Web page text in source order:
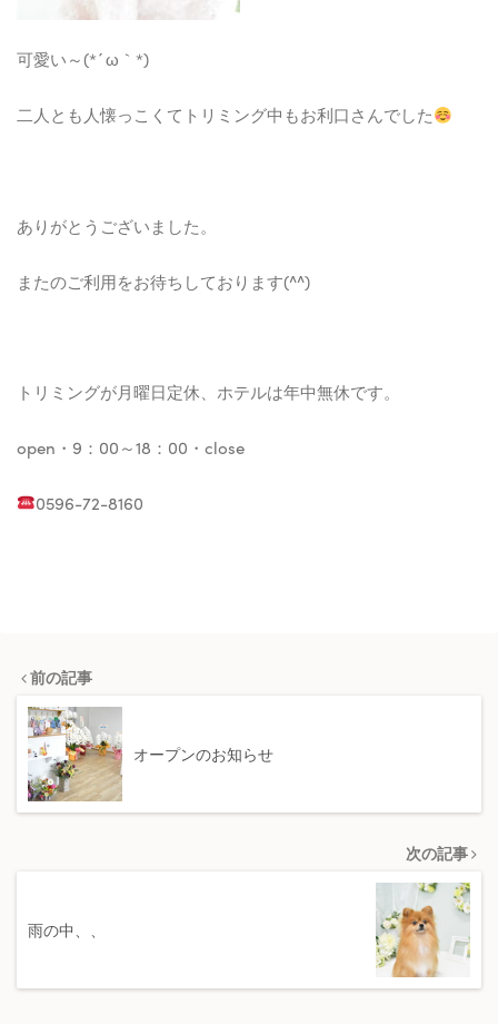
可愛い～(*´ω｀*)
二人とも人懐っこくてトリミング中もお利口さんでした
ありがとうございました。
またのご利用をお待ちしております(^^)
トリミングが月曜日定休、ホテルは年中無休です。
open・9：00～18：00・close
0596-72-8160
前の記事
オープンのお知らせ
次の記事
雨の中、、